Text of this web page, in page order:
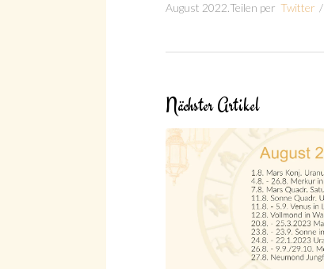
August 2022 .Teilen per Twitter /
Nächster Artikel